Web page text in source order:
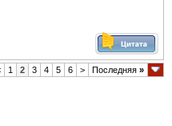
1 2 3 4 5 6 > Последняя »